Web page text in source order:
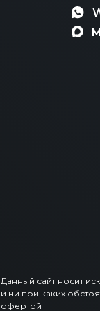
Данный сайт носит
и ни при каких
офертой